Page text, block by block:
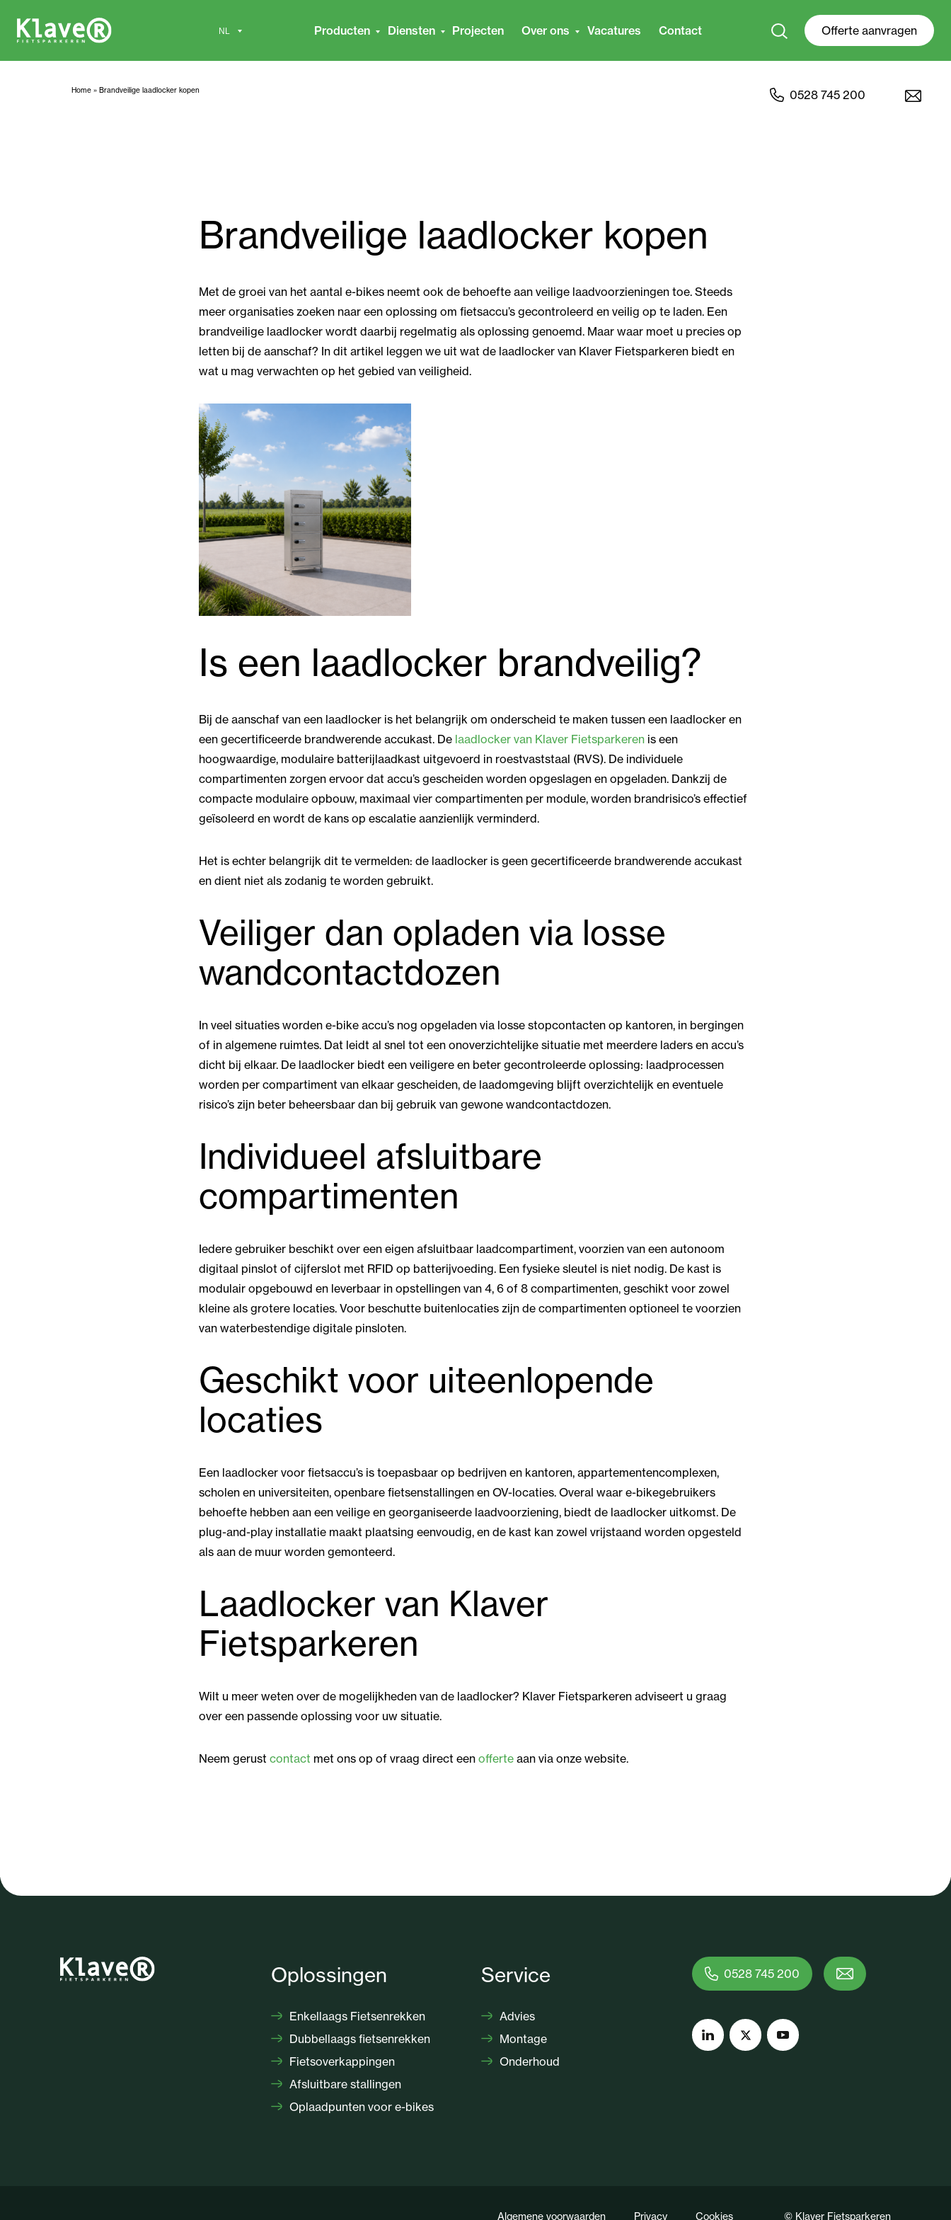
Producten Diensten Projecten Over ons Vacatures Contact Offerte aanvragen
Home » Brandveilige laadlocker kopen 0528 745 200
Brandveilige laadlocker kopen
Met de groei van het aantal e-bikes neemt ook de behoefte aan veilige laadvoorzieningen toe. Steeds
meer organisaties zoeken naar een oplossing om fietsaccu’s gecontroleerd en veilig op te laden. Een
brandveilige laadlocker wordt daarbij regelmatig als oplossing genoemd. Maar waar moet u precies op
letten bij de aanschaf? In dit artikel leggen we uit wat de laadlocker van Klaver Fietsparkeren biedt en
wat u mag verwachten op het gebied van veiligheid.
Is een laadlocker brandveilig?
Bij de aanschaf van een laadlocker is het belangrijk om onderscheid te maken tussen een laadlocker en
een gecertificeerde brandwerende accukast. De laadlocker van Klaver Fietsparkerenis een
hoogwaardige, modulaire batterijlaadkast uitgevoerd in roestvaststaal (RVS). De individuele
compartimenten zorgen ervoor dat accu’s gescheiden worden opgeslagen en opgeladen. Dankzij de
compacte modulaire opbouw, maximaal vier compartimenten per module, worden brandrisico’s effectief
geïsoleerd en wordt de kans op escalatie aanzienlijk verminderd.
Het is echter belangrijk dit te vermelden: de laadlocker is geen gecertificeerde brandwerende accukast
en dient niet als zodanig te worden gebruikt.
Veiliger dan opladen via losse
wandcontactdozen
In veel situaties worden e-bike accu’s nog opgeladen via losse stopcontacten op kantoren, in bergingen
of in algemene ruimtes. Dat leidt al snel tot een onoverzichtelijke situatie met meerdere laders en accu’s
dicht bij elkaar. De laadlocker biedt een veiligere en beter gecontroleerde oplossing: laadprocessen
worden per compartiment van elkaar gescheiden, de laadomgeving blijft overzichtelijk en eventuele
risico’s zijn beter beheersbaar dan bij gebruik van gewone wandcontactdozen.
Individueel afsluitbare
compartimenten
Iedere gebruiker beschikt over een eigen afsluitbaar laadcompartiment, voorzien van een autonoom
digitaal pinslot of cijferslot met RFID op batterijvoeding. Een fysieke sleutel is niet nodig. De kast is
modulair opgebouwd en leverbaar in opstellingen van 4, 6 of 8 compartimenten, geschikt voor zowel
kleine als grotere locaties. Voor beschutte buitenlocaties zijn de compartimenten optioneel te voorzien
van waterbestendige digitale pinsloten.
Geschikt voor uiteenlopende
locaties
Een laadlocker voor fietsaccu’s is toepasbaar op bedrijven en kantoren, appartementencomplexen,
scholen en universiteiten, openbare fietsenstallingen en OV-locaties. Overal waar e-bikegebruikers
behoefte hebben aan een veilige en georganiseerde laadvoorziening, biedt de laadlocker uitkomst. De
plug-and-play installatie maakt plaatsing eenvoudig, en de kast kan zowel vrijstaand worden opgesteld
als aan de muur worden gemonteerd.
Laadlocker van Klaver
Fietsparkeren
Wilt u meer weten over de mogelijkheden van de laadlocker? Klaver Fietsparkeren adviseert u graag
over een passende oplossing voor uw situatie.
Neem gerust contact met ons op of vraag direct een offerteaan via onze website.
Oplossingen
Enkellaags Fietsenrekken
Dubbellaags fietsenrekken
Fietsoverkappingen
Afsluitbare stallingen
Oplaadpunten voor e-bikes
Service
Advies
Montage
Onderhoud
0528 745 200
Algemene voorwaarden Privacy Cookies © Klaver Fietsparkeren